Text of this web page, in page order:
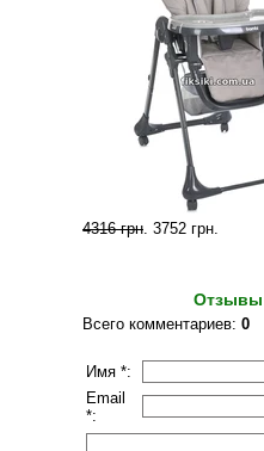
4316 грн. 3752 грн.
Отзывы
Всего комментариев: 0
Имя *:
Email
*: